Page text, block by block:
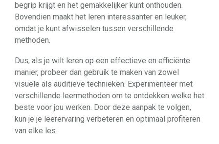
begrip krijgt en het gemakkelijker kunt onthouden.
Bovendien maakt het leren interessanter en leuker,
omdat je kunt afwisselen tussen verschillende
methoden.
Dus, als je wilt leren op een effectieve en efficiënte
manier, probeer dan gebruik te maken van zowel
visuele als auditieve technieken. Experimenteer met
verschillende leermethoden om te ontdekken welke het
beste voor jou werken. Door deze aanpak te volgen,
kun je je leerervaring verbeteren en optimaal profiteren
van elke les.